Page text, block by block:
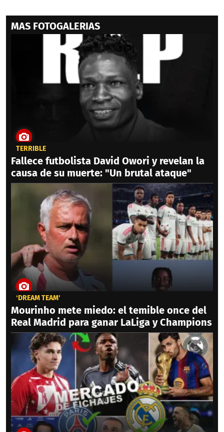
MAS FOTOGALERIAS
TERRIBLE
Fallece futbolista David Owori y revelan la
causa de su muerte: "Un brutal ataque"
‘DREAM TEAM'
Mourinho mete miedo: el temible once del
Real Madrid para ganar LaLiga y Champions